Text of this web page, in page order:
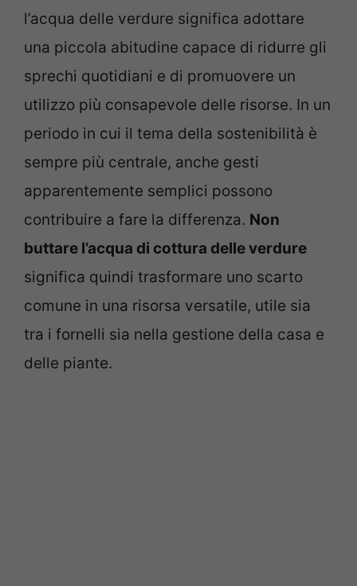
l’acqua delle verdure significa adottare
una piccola abitudine capace di ridurre gli
sprechi quotidiani e di promuovere un
utilizzo più consapevole delle risorse. In un
periodo in cui il tema della sostenibilità è
sempre più centrale, anche gesti
apparentemente semplici possono
contribuire a fare la differenza. Non
buttare l’acqua di cottura delle verdure
significa quindi trasformare uno scarto
comune in una risorsa versatile, utile sia
tra i fornelli sia nella gestione della casa e
delle piante.